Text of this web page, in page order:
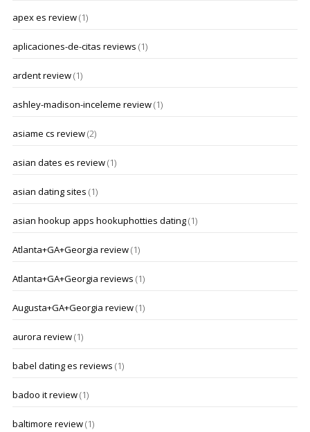
apex es review(1)
aplicaciones-de-citas reviews (1)
ardent review(1)
ashley-madison-inceleme review(1)
asiame cs review(2)
asian dates es review(1)
asian dating sites (1)
asian hookup apps hookuphotties dating(1)
Atlanta+GA+Georgia review(1)
Atlanta+GA+Georgia reviews (1)
Augusta+GA+Georgia review(1)
aurora review(1)
babel dating es reviews (1)
badoo it review(1)
baltimore review(1)